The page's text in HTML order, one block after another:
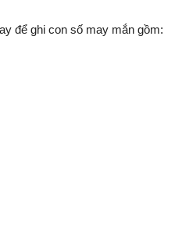
để ghi con số may mắn gồm: